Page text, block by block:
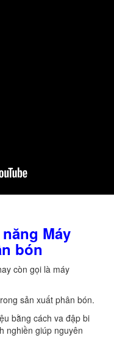
Máy
bón
còn gọi là máy
sản xuất phân bón.
bằng cách va đập bi
nghiền giúp nguyên